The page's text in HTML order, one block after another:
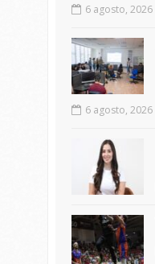
6 agosto, 2026
6 agosto, 2026